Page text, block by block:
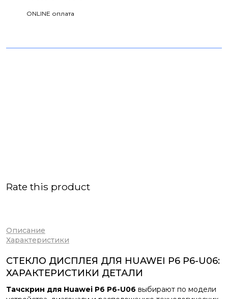
ONLINE оплата
Rate this product
Описание
Характеристики
СТЕКЛО ДИСПЛЕЯ ДЛЯ HUAWEI P6 P6-U06:
ХАРАКТЕРИСТИКИ ДЕТАЛИ
Тачскрин для Huawei P6 P6-U06 выбирают по модели